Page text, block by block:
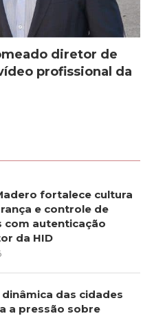
diretor de
profissional da
fortalece cultura
e controle de
com autenticação
da HID
dinâmica das cidades
a pressão sobre